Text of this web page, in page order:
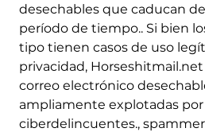
desechables que caducan
período de tiempo.. Si bien
tipo tienen casos de uso
privacidad,
correo electrónico
ampliamente explotadas por
ciberdelincuentes.,